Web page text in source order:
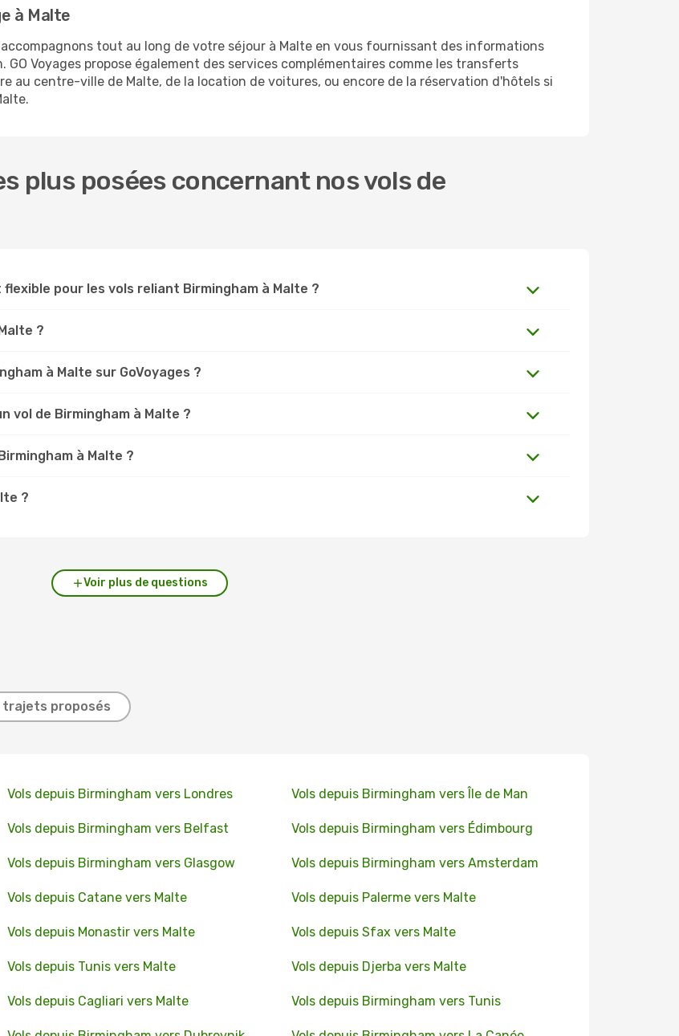
à Malte
tout au long de votre séjour à Malte en vous fournissant des informations
Voyages propose également des services complémentaires comme les transferts
au centre-ville de Malte, de la location de voitures, ou encore de la réservation d'hôtels si
plus posées concernant nos vols de
pour les vols reliant Birmingham à Malte ?
?
à Malte sur GoVoyages ?
vol de Birmingham à Malte ?
à Malte ?
?
Voir plus de questions
trajets proposés
Vols depuis Birmingham vers Londres Vols depuis Birmingham vers Île de Man
Vols depuis Birmingham vers Belfast Vols depuis Birmingham vers Édimbourg
Vols depuis Birmingham vers Glasgow Vols depuis Birmingham vers Amsterdam
Vols depuis Catane vers Malte Vols depuis Palerme vers Malte
Vols depuis Monastir vers Malte Vols depuis Sfax vers Malte
Vols depuis Tunis vers Malte Vols depuis Djerba vers Malte
Vols depuis Cagliari vers Malte Vols depuis Birmingham vers Tunis